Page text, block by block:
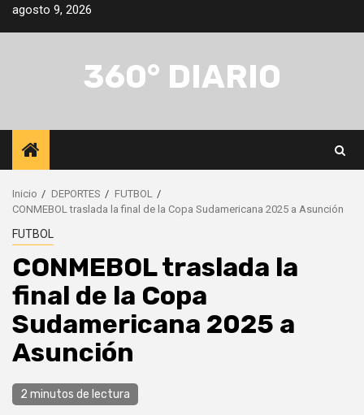
Saltar
agosto 9, 2026
360° DIARIO
Inicio DEPORTES
FUTBOL
CONMEBOL traslada la final de la Copa Sudamericana 2025 a Asunción
FUTBOL
CONMEBOL traslada la
final de la Copa
Sudamericana 2025 a
Asunción
2 minutos de lectura